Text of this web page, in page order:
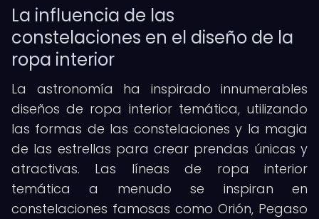
La influencia de las
constelaciones en el diseño de la
ropa interior
La astronomía ha inspirado innumerables
diseños de ropa interior temática, utilizando
las formas de las constelaciones y la magia
de las estrellas para crear prendas únicas y
atractivas. Las líneas de ropa interior
temática a menudo se inspiran en
constelaciones famosas como Orión, Pegaso